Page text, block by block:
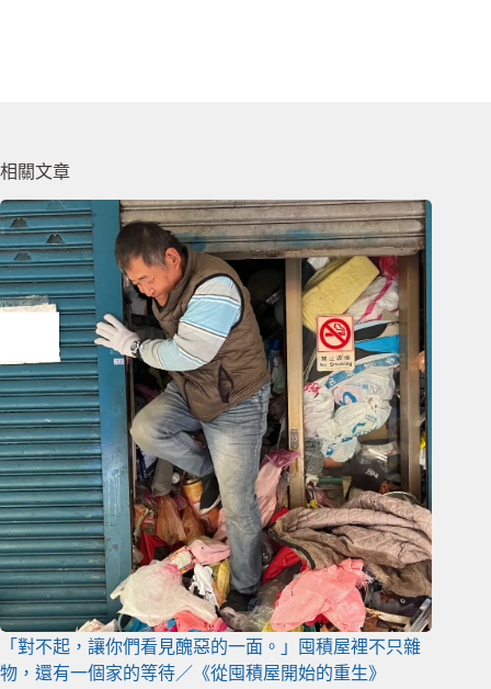
相關文章
「對不起，讓你們看見醜惡的一面。」囤積屋裡不只雜
物，還有一個家的等待／《從囤積屋開始的重生》